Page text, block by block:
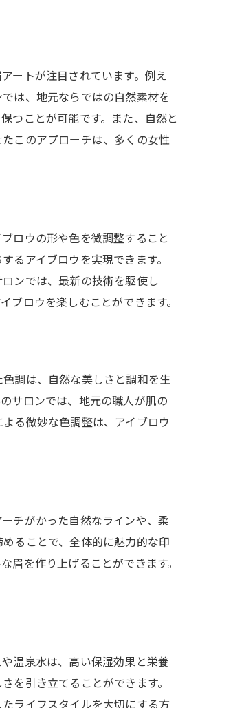
ートが注目されています。例え
は、地元ならではの自然素材を
つことが可能です。また、自然と
このアプローチは、多くの女性
ロウの形や色を微調整すること
るアイブロウを実現できます。
ンでは、最新の技術を駆使し
ロウを楽しむことができます。
調は、自然な美しさと調和を生
サロンでは、地元の職人が肌の
る微妙な色調整は、アイブロウ
チがかった自然なラインや、柔
ることで、全体的に魅力的な印
眉を作り上げることができます。
温泉水は、高い保湿効果と栄養
を引き立てることができます。
ライフスタイルを大切にする方